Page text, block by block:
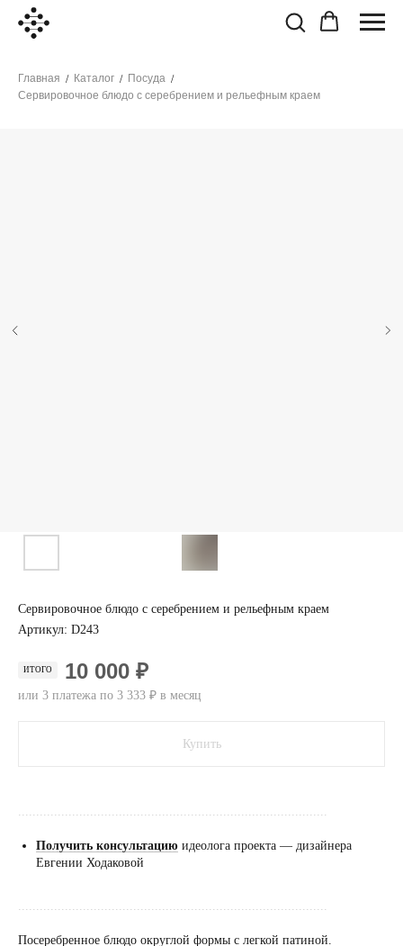
Главная / Каталог / Посуда /
Сервировочное блюдо с серебрением и рельефным краем
Сервировочное блюдо с серебрением и рельефным краем
Артикул: D243
ИТОГО 10 000 ₽
или 3 платежа по 3 333 ₽ в месяц
Купить
......................................................................................
Получить консультацию идеолога проекта — дизайнера
Евгении Ходаковой
......................................................................................
Посеребренное блюдо округлой формы с легкой патиной.